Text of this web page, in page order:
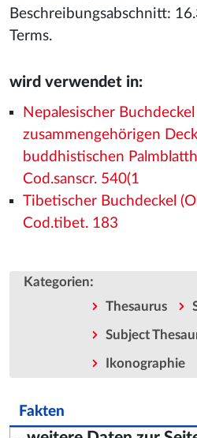
Beschreibungsabschnitt:
Terms.
wird verwendet in:
Nepalesischer
zusammengehörigen
buddhistischen
Cod.sanscr. 540(1
Tibetischer Buchdeckel
Cod.tibet. 183
Kategorien:
Thesaurus
Subject
Ikonographie
Fakten